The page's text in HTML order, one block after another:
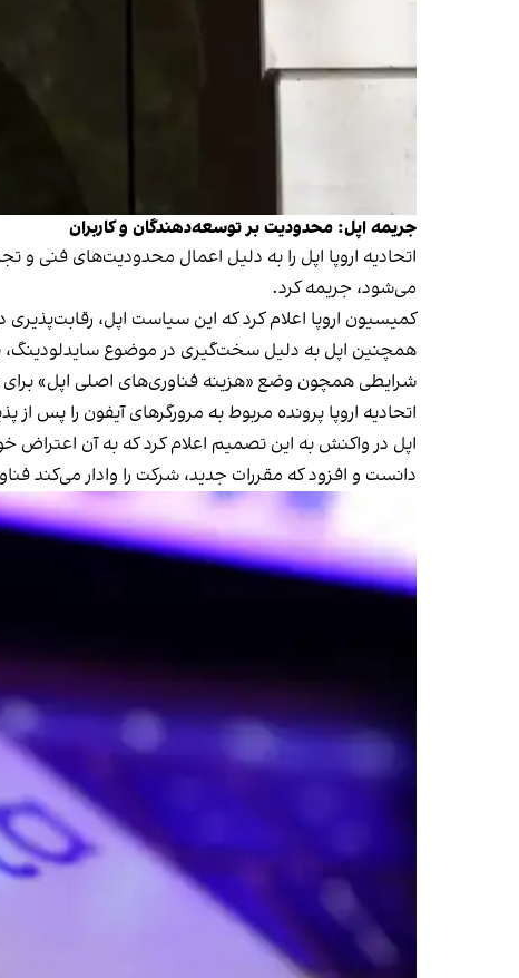
جریمه اپل: محدودیت بر توسعه‌دهندگان و کاربران
می‌شود، جریمه کرد.
کمیسیون اروپا اعلام کرد که این سیاست اپل،
همچنین اپل به دلیل سخت‌گیری در موضوع سایدلودینگ،
شرایطی همچون وضع «هزینه فناوری‌های اصلی اپل» برای
اتحادیه اروپا پرونده مربوط به مرورگرهای آیفون را پس
اپل در واکنش به این تصمیم اعلام کرد که به آن اعتراض
دانست و افزود که مقررات جدید، شرکت را وادار می‌کند